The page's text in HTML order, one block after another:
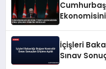
İçişleri
Sınav